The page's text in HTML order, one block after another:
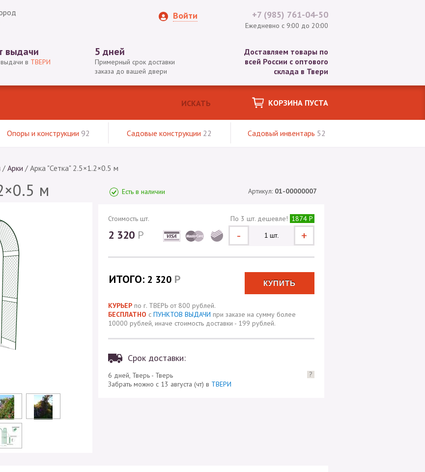
Войти +7 (985) 761-04-50
Ежедневно с 9:00 до 20:00
выдачи
в ТВЕРИ
5 дней
Примерный срок доставки
заказа до вашей двери
Доставляем товары по
всей России с оптового
склада в Твери
КОРЗИНА ПУСТА
Опоры и конструкции 92 Садовые конструкции 22 Садовый инвентарь 52
/ Арки / Арка "Сетка" 2.5×1.2×0.5 м
м Есть в наличии Артикул: 01-00000007
Стоимость шт. По 3 шт. дешевле! 1874 Р
2 320 Р +
-
ИТОГО: 2 320 Р
КУРЬЕР по г. ТВЕРЬ от 800 рублей.
БЕСПЛАТНО с ПУНКТОВ ВЫДАЧИ при заказе на сумму более
10000 рублей, иначе стоимость доставки - 199 рублей.
Срок доставки:
6 дней, Тверь - Тверь
Забрать можно с 13 августа (чт) в ТВЕРИ
?